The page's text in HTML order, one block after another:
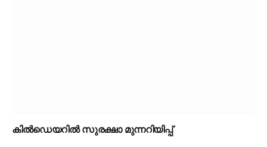
കിൽഡെയറിൽ സുരക്ഷാ മുന്നറിയിപ്പ്